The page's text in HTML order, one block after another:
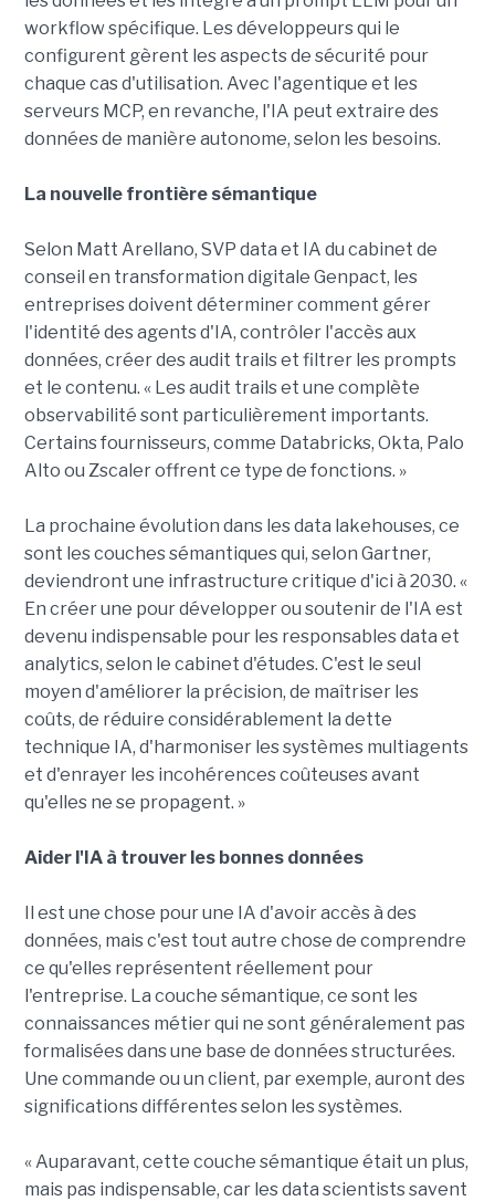
workflow spécifique. Les développeurs qui le
configurent gèrent les aspects de sécurité pour
chaque cas d'utilisation. Avec l'agentique et les
serveurs MCP, en revanche, l'IA peut extraire des
données de manière autonome, selon les besoins.
La nouvelle frontière sémantique
Selon Matt Arellano, SVP data et IA du cabinet de
conseil en transformation digitale Genpact, les
entreprises doivent déterminer comment gérer
l'identité des agents d'IA, contrôler l'accès aux
données, créer des audit trails et filtrer les prompts
et le contenu. « Les audit trails et une complète
observabilité sont particulièrement importants.
Certains fournisseurs, comme Databricks, Okta, Palo
Alto ou Zscaler offrent ce type de fonctions. »
La prochaine évolution dans les data lakehouses, ce
sont les couches sémantiques qui, selon Gartner,
deviendront une infrastructure critique d'ici à 2030. «
En créer une pour développer ou soutenir de l'IA est
devenu indispensable pour les responsables data et
analytics, selon le cabinet d'études. C'est le seul
moyen d'améliorer la précision, de maîtriser les
coûts, de réduire considérablement la dette
technique IA, d'harmoniser les systèmes multiagents
et d'enrayer les incohérences coûteuses avant
qu'elles ne se propagent. »
Aider l'IA à trouver les bonnes données
Il est une chose pour une IA d'avoir accès à des
données, mais c'est tout autre chose de comprendre
ce qu'elles représentent réellement pour
l'entreprise. La couche sémantique, ce sont les
connaissances métier qui ne sont généralement pas
formalisées dans une base de données structurées.
Une commande ou un client, par exemple, auront des
significations différentes selon les systèmes.
« Auparavant, cette couche sémantique était un plus,
mais pas indispensable, car les data scientists savent